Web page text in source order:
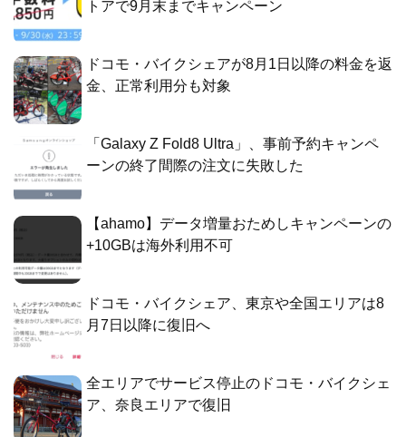
トアで9月末までキャンペーン
ドコモ・バイクシェアが8月1日以降の料金を返
金、正常利用分も対象
「Galaxy Z Fold8 Ultra」、事前予約キャンペ
ーンの終了間際の注文に失敗した
【ahamo】データ増量おためしキャンペーンの
+10GBは海外利用不可
ドコモ・バイクシェア、東京や全国エリアは8
月7日以降に復旧へ
全エリアでサービス停止のドコモ・バイクシェ
ア、奈良エリアで復旧